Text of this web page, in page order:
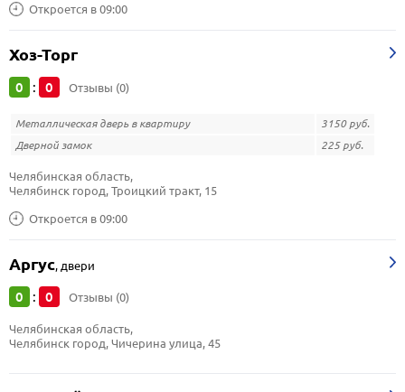
Откроется в 09:00
Хоз-Торг
0 : 0 Отзывы (0)
Металлическая дверь в квартиру
3150 руб.
Дверной замок
225 руб.
Откроется в 09:00
Челябинская область,
Челябинск город, Троицкий тракт, 15
Аргус, двери
0 : 0 Отзывы (0)
Челябинская область,
Челябинск город, Чичерина улица, 45